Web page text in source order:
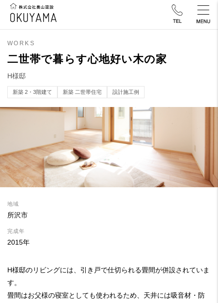
WORKS
二世帯で暮らす心地好い木の家
H様邸
新築 2・3階建て 新築 二世帯住宅 設計施工例
地域
所沢市
完成年
2015年
H様邸のリビングには、引き戸で仕切られる畳間が併設されていま
す。
畳間はお父様の寝室としても使われるため、天井には吸音材・防